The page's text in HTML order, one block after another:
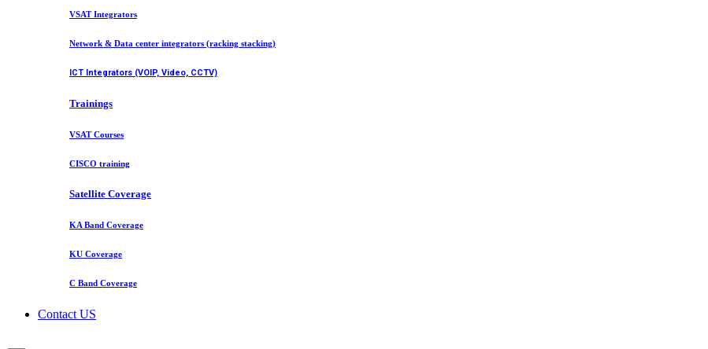
VSAT Integrators
Network & Data center integrators (racking stacking)
ICT Integrators (VOIP, Video, CCTV)
Trainings
VSAT Courses
CISCO training
Satellite Coverage
KA Band Coverage
KU Coverage
C Band Coverage
Contact US